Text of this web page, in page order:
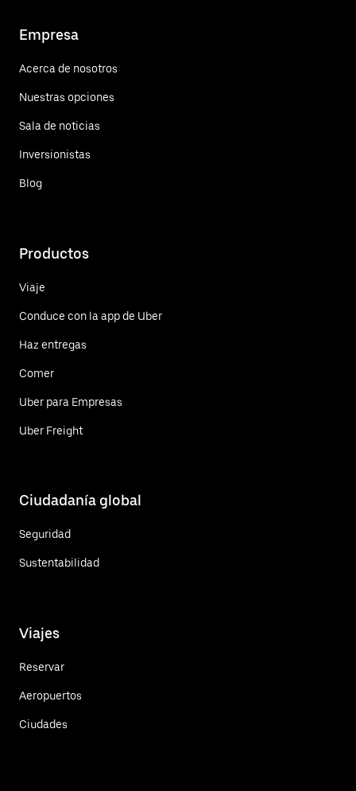
Empresa
Acerca de nosotros
Nuestras opciones
Sala de noticias
Inversionistas
Blog
Productos
Viaje
Conduce con la app de Uber
Haz entregas
Comer
Uber para Empresas
Uber Freight
Ciudadanía global
Seguridad
Sustentabilidad
Viajes
Reservar
Aeropuertos
Ciudades